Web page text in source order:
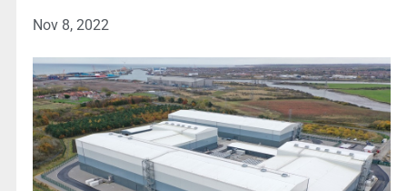
Nov 8, 2022